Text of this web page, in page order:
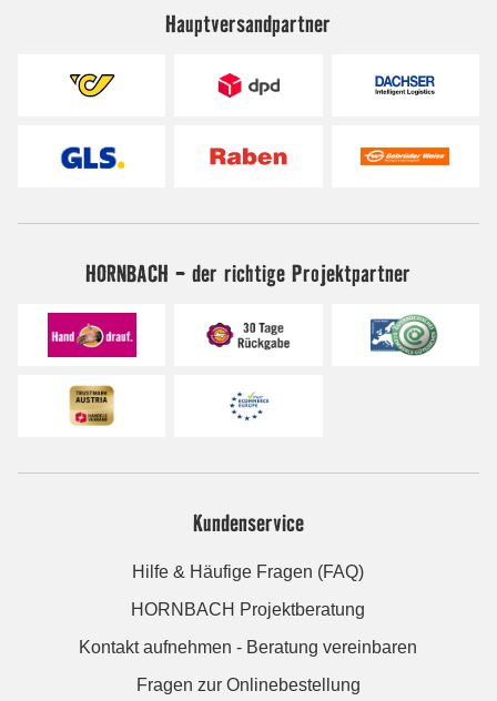
Hauptversandpartner
HORNBACH - der richtige Projektpartner
Kundenservice
Hilfe & Häufige Fragen (FAQ)
HORNBACH Projektberatung
Kontakt aufnehmen - Beratung vereinbaren
Fragen zur Onlinebestellung